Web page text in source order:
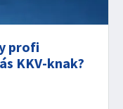
profi
KKV-knak?